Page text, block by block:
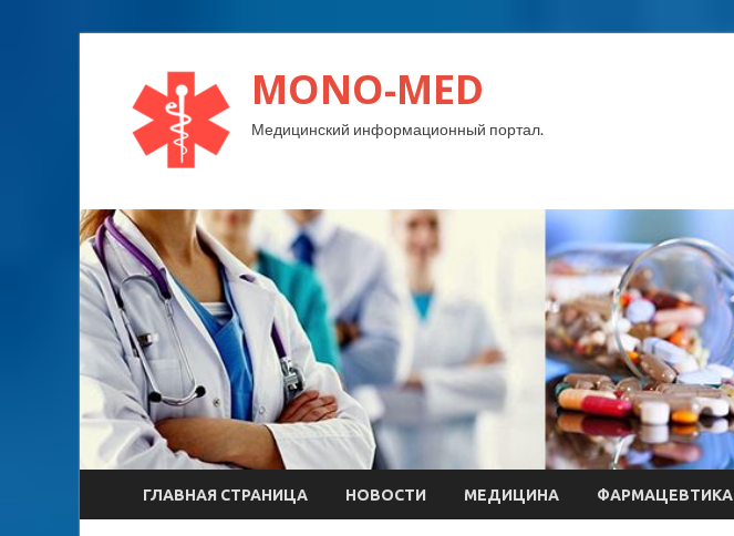
MONO-MED
Медицинский информационный портал.
ГЛАВНАЯ СТРАНИЦА НОВОСТИ МЕДИЦИНА ФАРМАЦЕВТИКА